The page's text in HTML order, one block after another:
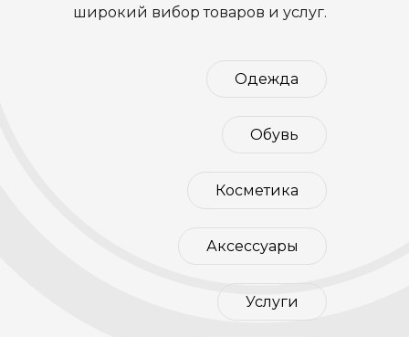
широкий вибор товаров и услуг.
Одежда
Обувь
Косметика
Аксессуары
Услуги